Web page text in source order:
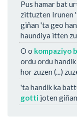
Pus hamar bat
zittuzten Irunen
giñan 'ta geo
haundiya itten
O o kompaziyo
ordu ordu
hor zuzen (...)
'ta handik ka
gotti joten